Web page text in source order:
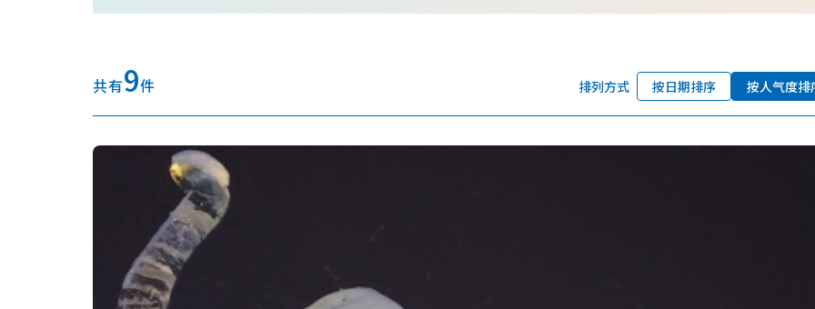
北海道简介
按旅游主题搜索
七个国立公园
共有9件 排列方式 按日期排序 按人气度排